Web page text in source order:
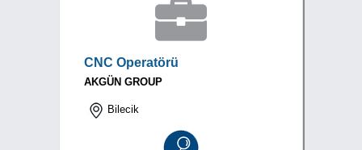
CNC Operatörü
AKGÜN GROUP
Bilecik